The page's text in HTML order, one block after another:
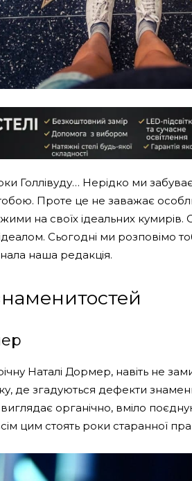
Голлівуду… Нерідко ми
Проте це не заважає
на своїх ідеальних кумирів.
Сьогодні ми розповімо
наша редакція.
Наталі Дормер, навіть не
де згадуються дефекти
органічно, вміло
цим стоять роки старанної